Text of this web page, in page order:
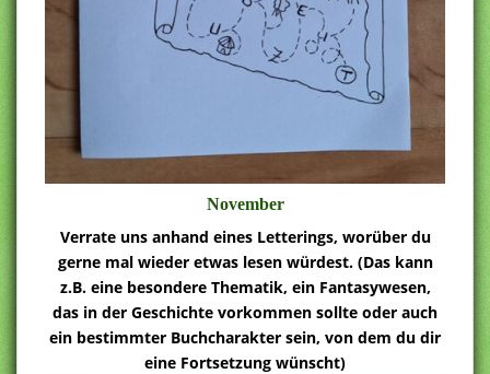
November
Verrate uns anhand eines Letterings, worüber du
gerne mal wieder etwas lesen würdest. (Das kann
z.B. eine besondere Thematik, ein Fantasywesen,
das in der Geschichte vorkommen sollte oder auch
ein bestimmter Buchcharakter sein, von dem du dir
eine Fortsetzung wünscht)